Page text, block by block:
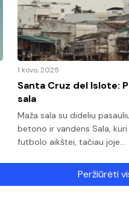
1 kovo, 2025
Santa Cruz del Islote:
sala
Maža sala su dideliu
betono ir vandens Sala,
futbolo aikštei, tačiau joje…
Peržiūrėti